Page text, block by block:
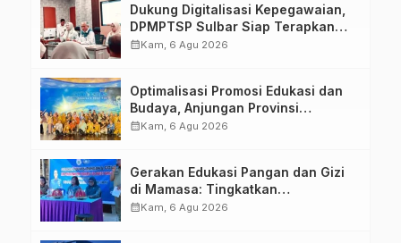
Dukung Digitalisasi Kepegawaian,
DPMPTSP Sulbar Siap Terapkan
Aplikasi FLEKSI ASN
calendar_monthKam, 6 Agu 2026
Optimalisasi Promosi Edukasi dan
Budaya, Anjungan Provinsi
Sulawesi Barat Perkuat Kolaborasi
calendar_monthKam, 6 Agu 2026
Gerakan Edukasi Pangan dan Gizi
di Mamasa: Tingkatkan
Pengetahuan dan Keterampilan
calendar_monthKam, 6 Agu 2026